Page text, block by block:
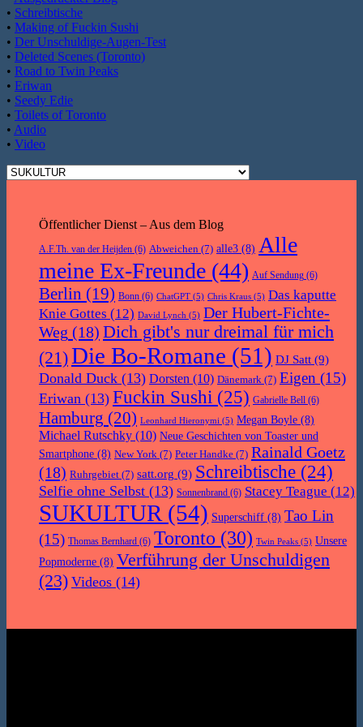
• Schreibtische
• Making of Fuckin Sushi
• Der Unschuldige-Augen-Test
• Deleted Scenes (Toronto)
• Road to Twin Peaks
• Eriwan
• Seedy Edie
• Toilets of Toronto
• Audio
• Video
Öffentlicher Dienst – Aus dem Blog
A.F.Th. van der Heijden (6) Abweichen (7) alle3 (8) Alle
meine Ex-Freunde (44) Auf Sendung (6)
Berlin (19) Bonn (6) ChatGPT (5) Chris Kraus (5) Das kaputte
Knie Gottes (12) David Lynch (5) Der Hubert-Fichte-
Weg (18) Dich gibt's nur dreimal für mich
(21)Die Bo-Romane (51) DJ Satt (9)
Donald Duck (13) Dorsten (10) Dänemark (7) Eigen (15)
Eriwan (13) Fuckin Sushi (25) Gabrielle Bell (6)
Hamburg (20) Leonhard Hieronymi (5) Megan Boyle (8)
Michael Rutschky (10) Neue Geschichten von Toaster und
Smartphone (8) New York (7) Peter Handke (7) Rainald Goetz
(18) Ruhrgebiet (7) satt.org (9) Schreibtische (24)
Selfie ohne Selbst (13) Sonnenbrand (6) Stacey Teague (12)
SUKULTUR (54) Superschiff (8) Tao Lin
(15) Thomas Bernhard (6) Toronto (30) Twin Peaks (5) Unsere
Popmoderne (8) Verführung der Unschuldigen
(23) Videos (14)